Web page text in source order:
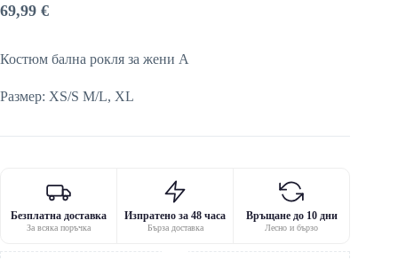
69,99 €
Костюм бална рокля за жени A
Размер: XS/S M/L, XL
Безплатна доставка
За всяка поръчка
Изпратено за 48 часа
Бърза доставка
Връщане до 10 дни
Лесно и бързо